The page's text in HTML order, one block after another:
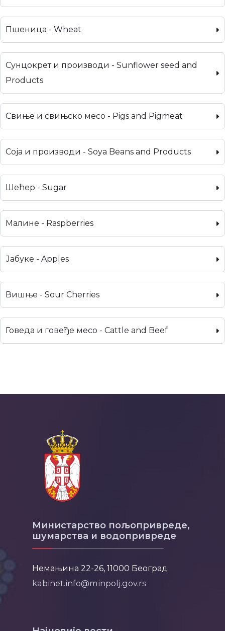
Пшеница - Wheat
Сунцокрет и производи - Sunflower seed and
Products
Свиње и свињско месо - Pigs and Pigmeat
Соја и производи - Soya Beans and Products
Шећер - Sugar
Малине - Raspberries
Јабуке - Apples
Вишње - Sour Cherries
Говеда и говеђе месо - Cattle and Beef
Министарство пољопривреде,
шумарства и водопривреде
Немањина 22-26, 11000 Београд
kabinet.info@minpolj.gov.rs